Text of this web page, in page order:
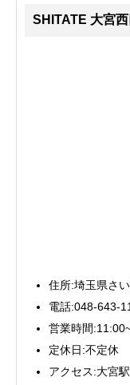
SHITATE 大宮
住所:埼玉県さ
電話:048-643-
営業時間
定休日:不定休
アクセス:大宮